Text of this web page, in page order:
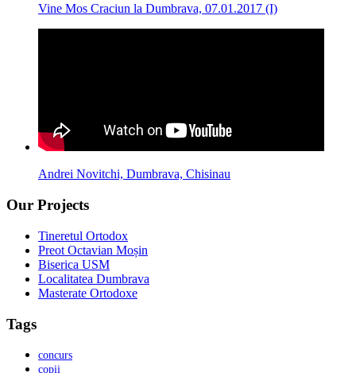
Vine Mos Craciun la Dumbrava, 07.01.2017 (I)
Andrei Novitchi, Dumbrava, Chisinau
Our Projects
Tineretul Ortodox
Preot Octavian Moșin
Biserica USM
Localitatea Dumbrava
Masterate Ortodoxe
Tags
concurs
copii